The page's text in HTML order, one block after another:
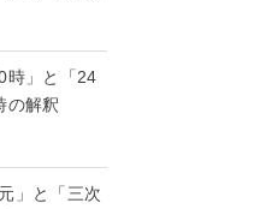
時」と「24
の解釈
」と「三次